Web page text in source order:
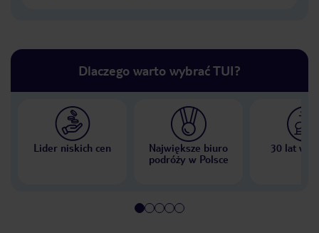
Dlaczego warto wybrać TUI?
Lider niskich cen
Największe biuro
podróży w Polsce
30 lat w